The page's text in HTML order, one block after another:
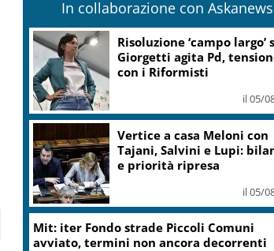
In collaborazione con Askanews
Risoluzione ‘campo largo’
Giorgetti agita Pd,
con i Riformisti
il 05/
Vertice a casa Meloni con
Tajani, Salvini e Lupi:
e priorità ripresa
il 05/
Mit: iter Fondo strade Piccoli Comuni
avviato, termini non ancora decorrenti